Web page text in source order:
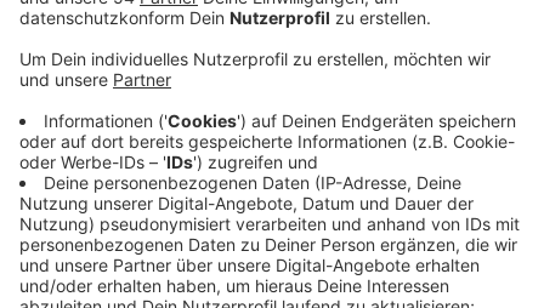
Vom Beginn der Frühschicht bis zum Ende der
Spätschicht werden viele Busfahrer in
Mönchengladbach morgen streiken und ihre Busse
stehen lassen. Ver.di geht von einer hohen Beteiligung
aus - es ist somit mit vielen Verspätungen und
Ausfällen zu rechnen. Neben Mönchengladbach ist
unter anderem auch Viersen morgen vom Streik